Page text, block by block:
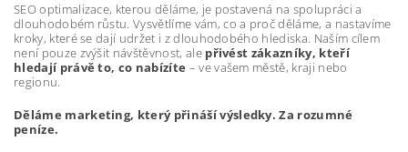
SEO optimalizace, kterou děláme, je postavená na spolupráci a
dlouhodobém růstu. Vysvětlíme vám, co a proč děláme, a nastavíme
kroky, které se dají udržet i z dlouhodobého hlediska. Naším cílem
není pouze zvýšit návštěvnost, ale přivést zákazníky, kteří
hledají právě to, co nabízíte – ve vašem městě, kraji nebo
regionu.
Děláme marketing, který přináší výsledky. Za rozumné
peníze.